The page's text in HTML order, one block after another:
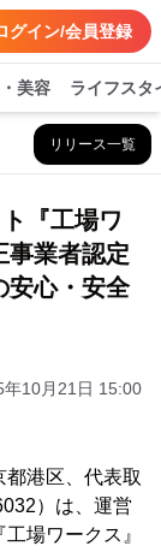
グイン/会員登録
美容 ライフスタ
リリース一覧
『工場ワ
事業者認定
心・安全
年10月21日 15:00
港区、代表取
）は、運営
場ワークス』